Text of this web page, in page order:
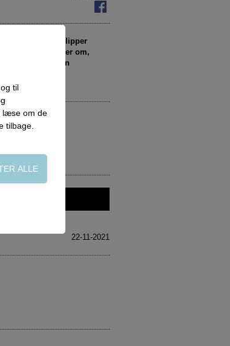
så unge slipper
til andre ideer om,
løsningen på en
22-11-2021
til
læse om de
tilbage.
og